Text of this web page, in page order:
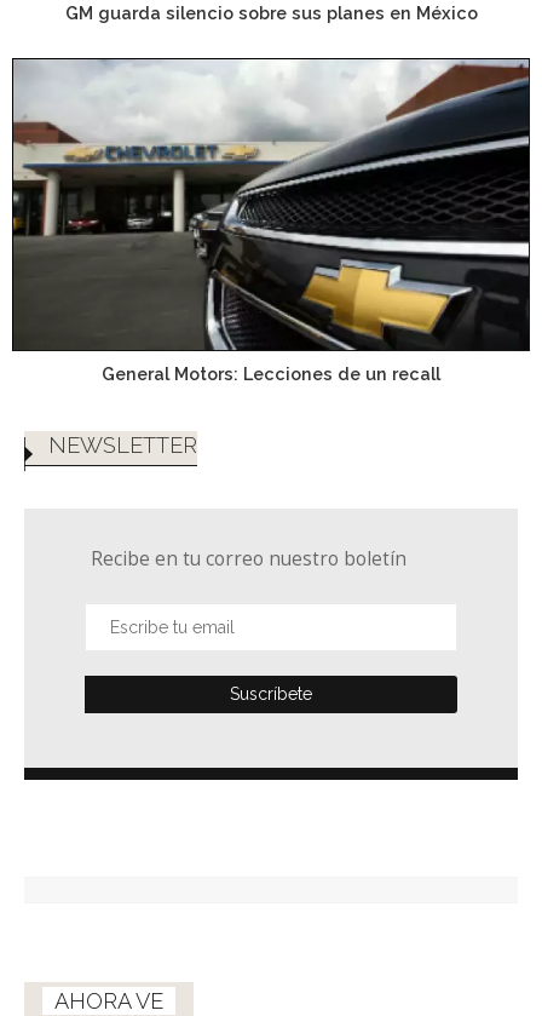
GM guarda silencio sobre sus planes en México
General Motors: Lecciones de un recall
NEWSLETTER
Recibe en tu correo nuestro boletín
AHORA VE